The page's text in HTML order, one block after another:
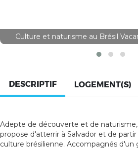
Culture et naturisme au Brésil
DESCRIPTIF LOGEMENT(S)
Adepte de découverte et de
propose d'atterrir à Salvador et de
culture brésilienne. Accompagnés d'un